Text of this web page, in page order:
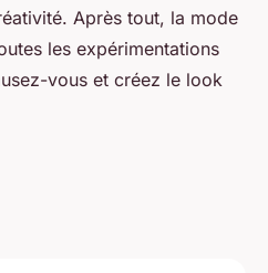
Après tout, la mode
les expérimentations
vous et créez le look